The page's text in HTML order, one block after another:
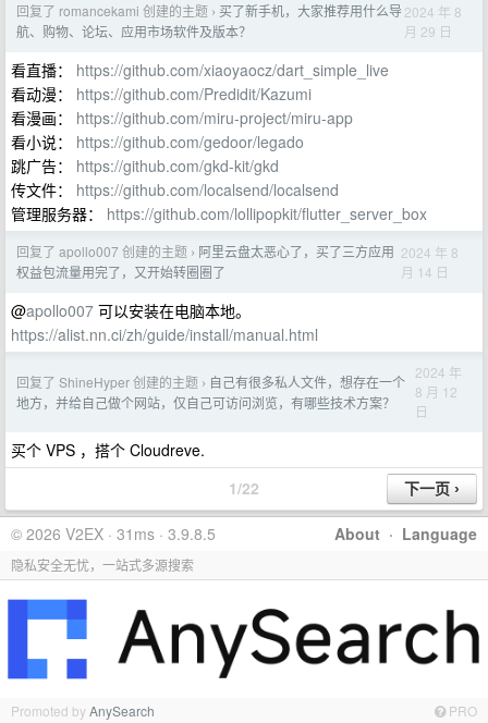
回复了 romancekami 创建的主题 › 买了新手机，大家推荐用什么导
航、购物、论坛、应用市场软件及版本？
2024 年 8
月 29 日
看直播： https://github.com/xiaoyaocz/dart_simple_live
看动漫： https://github.com/Predidit/Kazumi
看漫画： https://github.com/miru-project/miru-app
看小说： https://github.com/gedoor/legado
跳广告： https://github.com/gkd-kit/gkd
传文件： https://github.com/localsend/localsend
管理服务器： https://github.com/lollipopkit/flutter_server_box
回复了 apollo007 创建的主题 › 阿里云盘太恶心了，买了三方应用
权益包流量用完了，又开始转圈圈了
2024 年 8
月 14 日
@apollo007 可以安装在电脑本地。
https://alist.nn.ci/zh/guide/install/manual.html
回复了 ShineHyper 创建的主题 › 自己有很多私人文件，想存在一个
地方，并给自己做个网站，仅自己可访问浏览，有哪些技术方案？
2024 年
8 月 12
日
买个 VPS ，搭个 Cloudreve.
1/22
About · Language
© 2026 V2EX · 31ms · 3.9.8.5
隐私安全无忧，一站式多源搜索
Promoted byAnySearch PRO